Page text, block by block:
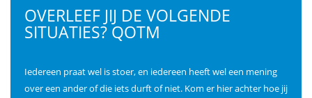
OVERLEEF JIJ DE VOLGENDE
SITUATIES? QOTM
Iedereen praat wel is stoer, en iedereen heeft wel een mening
over een ander of die iets durft of niet. Kom er hier achter hoe jij